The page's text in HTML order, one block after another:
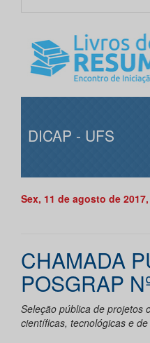
DICAP - UFS
Sex, 11 de agosto de
CHAMADA
POSGRAP
Seleção pública de projetos
científicas, tecnológicas e